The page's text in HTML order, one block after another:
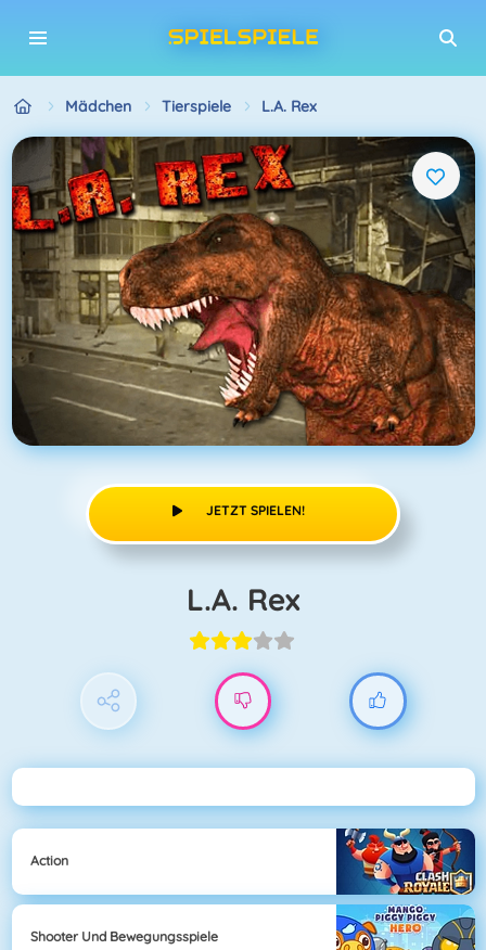
Mädchen Tierspiele L.A. Rex
JETZT SPIELEN!
L.A. Rex
Action
Shooter Und Bewegungsspiele